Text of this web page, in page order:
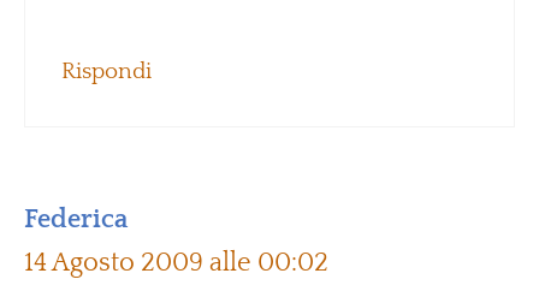
Rispondi
Federica
14 Agosto 2009 alle 00:02